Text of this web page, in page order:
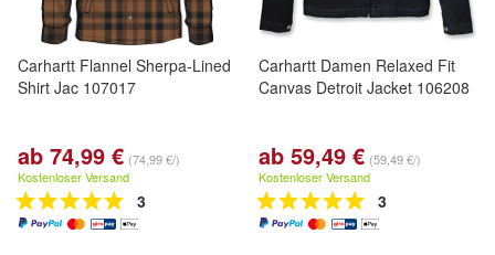
Carhartt Flannel Sherpa-Lined
Shirt Jac 107017
ab 74,99 € (74,99 €/)
Kostenloser Versand
3
Carhartt Damen Relaxed Fit
Canvas Detroit Jacket 106208
ab 59,49 € (59,49 €/)
Kostenloser Versand
3